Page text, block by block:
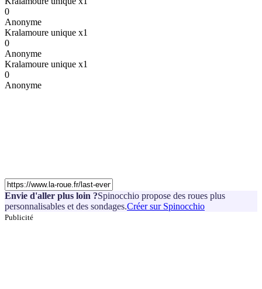
0
Anonyme
Kralamoure unique x1
0
Anonyme
Kralamoure unique x1
0
Anonyme
Envie d'aller plus loin ?Spinocchio propose des roues plus
personnalisables et des sondages.Créer sur Spinocchio
Publicité